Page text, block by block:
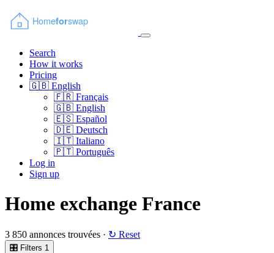
Search
How it works
Pricing
🇬🇧 English
🇫🇷 Français
🇬🇧 English
🇪🇸 Español
🇩🇪 Deutsch
🇮🇹 Italiano
🇵🇹 Português
Log in
Sign up
Home exchange France
3 850 annonces trouvées · ↻ Reset
🎛 Filters 1